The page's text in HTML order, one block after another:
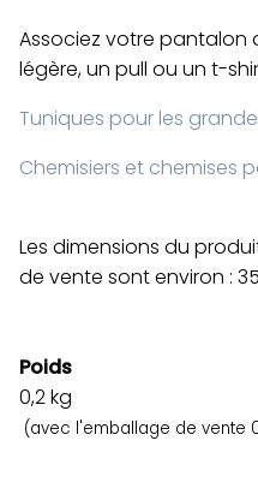
Associez votre pantalon
légère, un pull ou un t-
Tuniques pour les
Chemisiers et chemises
Les dimensions du
de vente sont environ :
Poids
0,2kg
(avec l'emballage de vente